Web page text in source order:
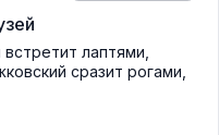
лаптями,
сразит рогами,